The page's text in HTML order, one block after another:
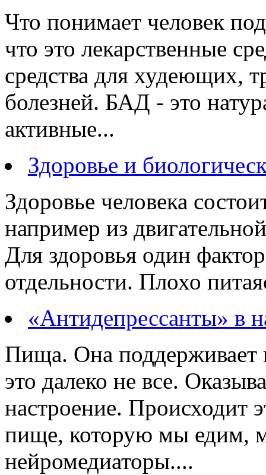
Что понимает человек
что это лекарственные
средства для худеющих,
болезней. БАД - это
активные...
Здоровье и
Здоровье человека
например из
Для здоровья один
отдельности. Плохо
«Антидепрессанты» в
Пища. Она поддерживает
это далеко не все.
настроение. Происходит
пище, которую мы едим,
нейромедиаторы....